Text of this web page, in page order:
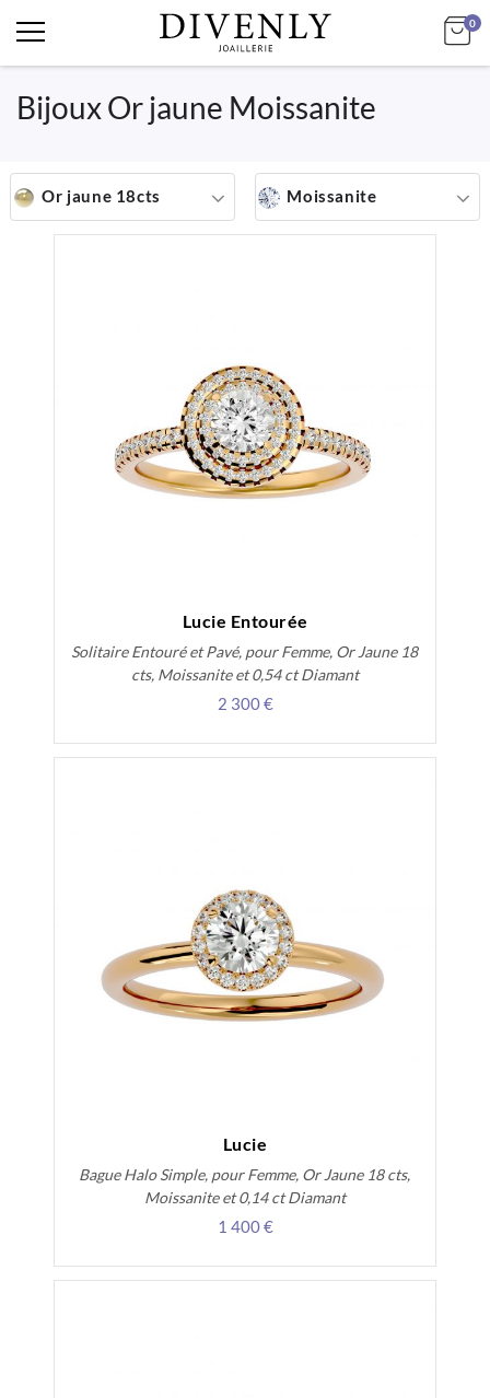
0
Bijoux Or jaune Moissanite
Or jaune 18cts Moissanite
Lucie Entourée
Solitaire Entouré et Pavé, pour Femme, Or Jaune 18
cts, Moissanite et 0,54 ct Diamant
2 300 €
Lucie
Bague Halo Simple, pour Femme, Or Jaune 18 cts,
Moissanite et 0,14 ct Diamant
1 400 €